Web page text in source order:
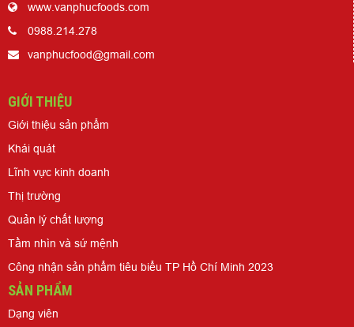
www.vanphucfoods.com
0988.214.278
vanphucfood@gmail.com
GIỚI THIỆU
Giới thiệu sản phẩm
Khái quát
Lĩnh vực kinh doanh
Thị trường
Quản lý chất lượng
Tầm nhìn và sứ mệnh
Công nhận sản phẩm tiêu biểu TP Hồ Chí Minh 2023
SẢN PHẨM
Dạng viên